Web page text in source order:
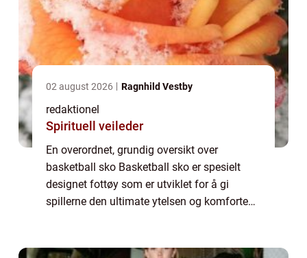
02 august 2026 Ragnhild Vestby
redaktionel
Spirituell veileder
En overordnet, grundig oversikt over
basketball sko Basketball sko er spesielt
designet fottøy som er utviklet for å gi
spillerne den ultimate ytelsen og komforten